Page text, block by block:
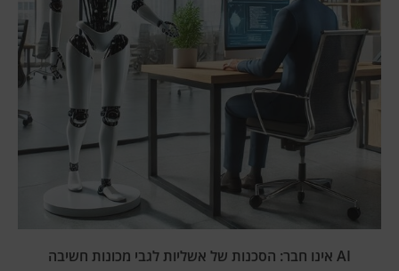
AI אינו חבר: הסכנות של אשליות לגבי מכונות חשיבה